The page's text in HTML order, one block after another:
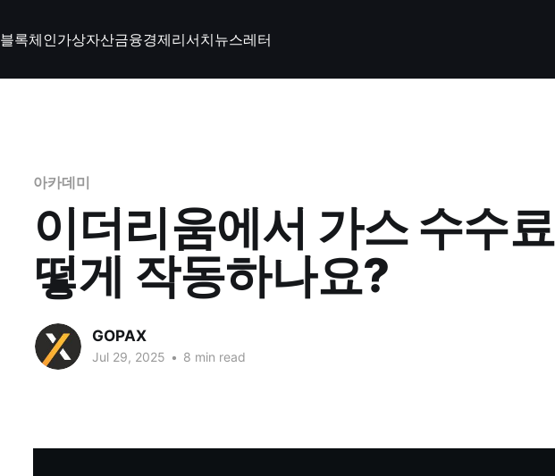
블록체인가상자산금융경제리서치뉴스레터
아카데미
이더리움에서 가스 수수
떻게 작동하나요?
GOPAX
Jul 29, 2025 • 8 min read